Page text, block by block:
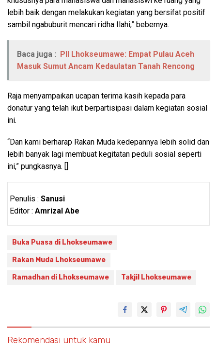
lebih baik dengan melakukan kegiatan yang bersifat positif
sambil ngabuburit mencari ridha Ilahi,” bebernya.
Baca juga : PII Lhokseumawe: Empat Pulau Aceh
Masuk Sumut Ancam Kedaulatan Tanah Rencong
Raja menyampaikan ucapan terima kasih kepada para
donatur yang telah ikut berpartisipasi dalam kegiatan sosial
ini.
“Dan kami berharap Rakan Muda kedepannya lebih solid dan
lebih banyak lagi membuat kegitatan peduli sosial seperti
ini,” pungkasnya. []
Penulis : Sanusi
Editor : Amrizal Abe
Buka Puasa di Lhokseumawe
Rakan Muda Lhokseumawe
Ramadhan di Lhokseumawe Takjil Lhokseumawe
Rekomendasi untuk kamu